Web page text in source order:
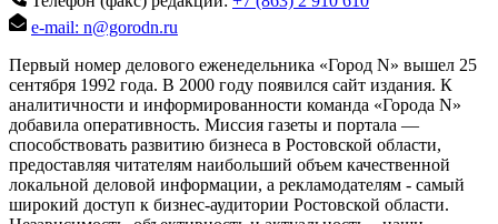
e-mail: n@gorodn.ru
Первый номер делового еженедельника «Город N» вышел 25
сентября 1992 года. В 2000 году появился сайт издания. К
аналитичности и информированности команда «Города N»
добавила оперативность. Миссия газеты и портала —
способствовать развитию бизнеса в Ростовской области,
предоставляя читателям наибольший объем качественной
локальной деловой информации, а рекламодателям - самый
широкий доступ к бизнес-аудитории Ростовской области.